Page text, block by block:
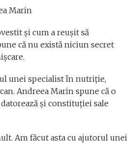
Marin
și cum a reușit să
că nu există niciun secret
unei specialist în nutriție,
Andreea Marin spune că o
și constituției sale
Am făcut asta cu ajutorul unei